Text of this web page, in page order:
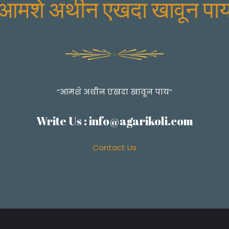
अथीन एखदा खावून
“आमशे अथीन एखदा खावून पाय”
Write Us :info@agarikoli.com
Contact Us